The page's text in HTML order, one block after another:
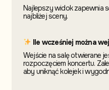
Najlepszy widok zapewnia
najbliżej sceny.
Ile wcześniej można
Wejście na salę otwierane
rozpoczęciem koncertu.
aby uniknąć kolejek i